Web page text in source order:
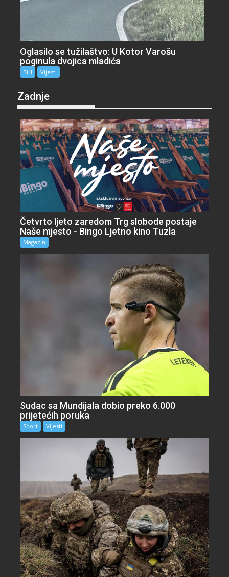
Oglasilo se tužilaštvo: U Kotor Varošu
poginula dvojica mladića
BiH Vijesti
Zadnje
Četvrto ljeto zaredom Trg slobode postaje
Naše mjesto - Bingo Ljetno kino Tuzla
Magazin
Sudac sa Mundijala dobio preko 6.000
prijetećih poruka
Sport Vijesti